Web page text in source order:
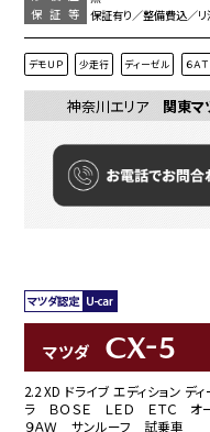
保証等
保証有り／整備費込／
デモＵＰ 少走行 ディーゼル ６ＡＴ
神奈川エリア 関東マ
マツダ CX-5
2.2 XD ドライブ エディション
ラ ＢＯＳＥ ＬＥＤ ＥＴＣ オ
９ＡＷ サンルーフ 試乗車